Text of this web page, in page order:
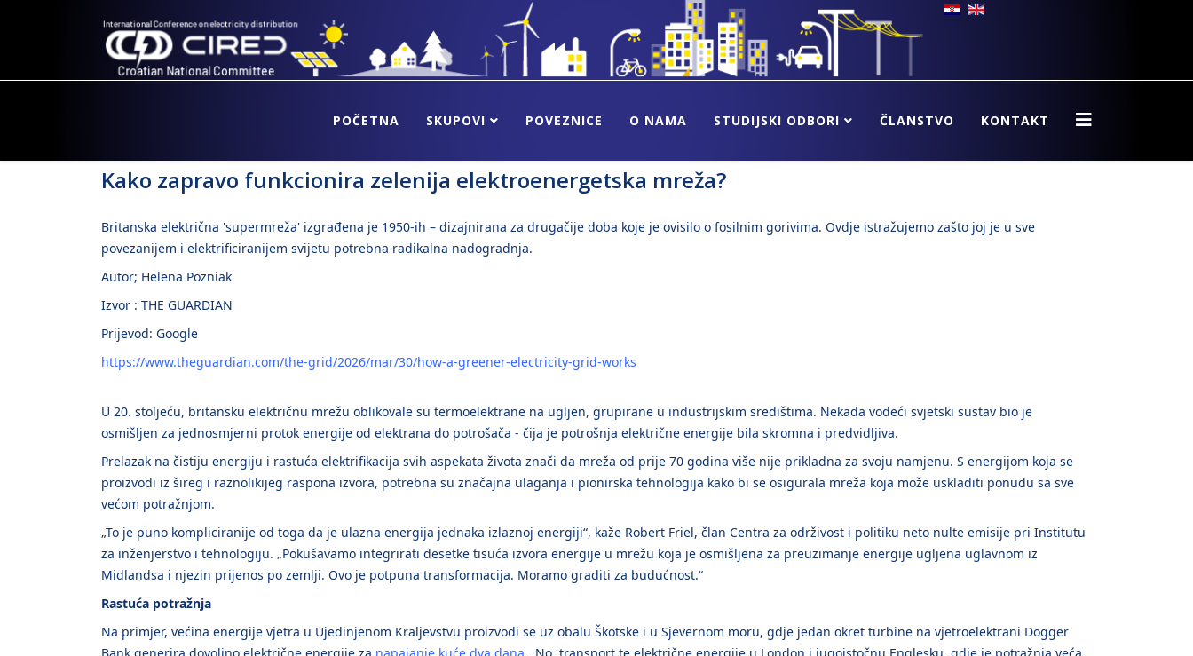
POČETNA SKUPOVI POVEZNICE O NAMA STUDIJSKI ODBORI ČLANSTVO KONTAKT
Kako zapravo funkcionira zelenija elektroenergetska mreža?
Britanska električna 'supermreža' izgrađena je 1950-ih – dizajnirana za drugačije doba koje je ovisilo o fosilnim gorivima. Ovdje istražujemo zašto joj je u sve
povezanijem i elektrificiranijem svijetu potrebna radikalna nadogradnja.
Autor; Helena Pozniak
Izvor : THE GUARDIAN
Prijevod: Google
https://www.theguardian.com/the-grid/2026/mar/30/how-a-greener-electricity-grid-works
U 20. stoljeću, britansku električnu mrežu oblikovale su termoelektrane na ugljen, grupirane u industrijskim središtima. Nekada vodeći svjetski sustav bio je
osmišljen za jednosmjerni protok energije od elektrana do potrošača - čija je potrošnja električne energije bila skromna i predvidljiva.
Prelazak na čistiju energiju i rastuća elektrifikacija svih aspekata života znači da mreža od prije 70 godina više nije prikladna za svoju namjenu. S energijom koja se
proizvodi iz šireg i raznolikijeg raspona izvora, potrebna su značajna ulaganja i pionirska tehnologija kako bi se osigurala mreža koja može uskladiti ponudu sa sve
većom potražnjom.
„To je puno kompliciranije od toga da je ulazna energija jednaka izlaznoj energiji“, kaže Robert Friel, član Centra za održivost i politiku neto nulte emisije pri Institutu
za inženjerstvo i tehnologiju. „Pokušavamo integrirati desetke tisuća izvora energije u mrežu koja je osmišljena za preuzimanje energije ugljena uglavnom iz
Midlandsa i njezin prijenos po zemlji. Ovo je potpuna transformacija. Moramo graditi za budućnost.“
Rastuća potražnja
Na primjer, većina energije vjetra u Ujedinjenom Kraljevstvu proizvodi se uz obalu Škotske i u Sjevernom moru, gdje jedan okret turbine na vjetroelektrani Dogger